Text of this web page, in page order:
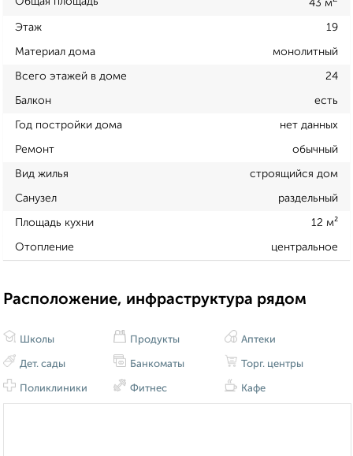
43 м
Этаж 19
Материал дома монолитный
Всего этажей в доме 24
Балкон есть
Год постройки дома нет данных
Ремонт обычный
Вид жилья строящийся дом
Санузел раздельный
Площадь кухни 12 м²
Отопление центральное
Расположение, инфраструктура рядом
Школы
Дет. сады
Поликлиники
Продукты
Банкоматы
Фитнес
Аптеки
Торг. центры
Кафе